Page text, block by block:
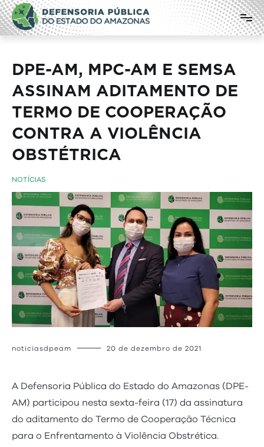
Pular
para
o
conteúdo
Defensoria Pública do Estado do
Amazonas
DPE-AM, MPC-AM E SEMSA
ASSINAM ADITAMENTO DE
TERMO DE COOPERAÇÃO
CONTRA A VIOLÊNCIA
OBSTÉTRICA
NOTÍCIAS
noticiasdpeam 20 de dezembro de 2021
A Defensoria Pública do Estado do Amazonas (DPE-
AM) participou nesta sexta-feira (17) da assinatura
do aditamento do Termo de Cooperação Técnica
para o Enfrentamento à Violência Obstrética.